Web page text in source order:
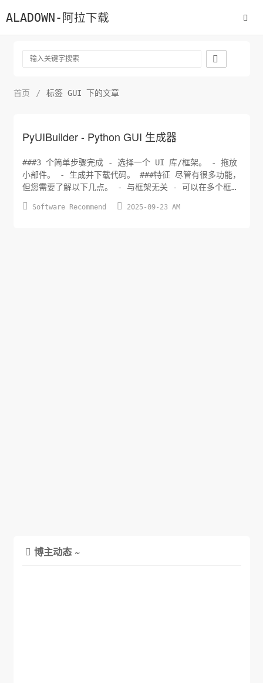
ALADOWN-阿拉下载

首页 / 标签 GUI 下的文章
PyUIBuilder - Python GUI 生成器
###3 个简单步骤完成 - 选择一个 UI 库/框架。 - 拖放
小部件。 - 生成并下载代码。 ###特征 尽管有很多功能，
但您需要了解以下几点。 - 与框架无关 - 可以在多个框架
库的插件 - 支持布局管理器，例如 flex、grid 和绝对定
 Software Recommend  2025-09-23 AM
 博主动态 ~